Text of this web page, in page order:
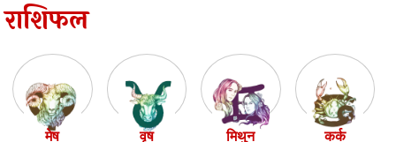
राशिफल
मेष वृष मिथुन कर्क